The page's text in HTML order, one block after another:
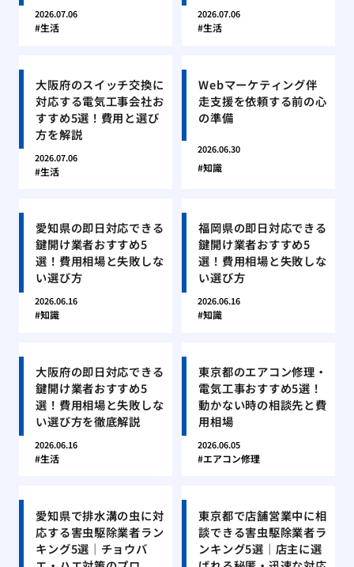
2026.07.06
生活
2026.07.06
生活
大阪府のスイッチ交換に
対応する電気工事会社お
すすめ5選！費用と選び
方を解説
2026.07.06
生活
Webマーケティング伴
走支援を依頼する前の心
の準備
2026.06.30
知識
愛知県の即日対応できる
鍵開け業者おすすめ5
選！費用相場と失敗しな
い選び方
2026.06.16
知識
福岡県の即日対応できる
鍵開け業者おすすめ5
選！費用相場と失敗しな
い選び方
2026.06.16
知識
大阪府の即日対応できる
鍵開け業者おすすめ5
選！費用相場と失敗しな
い選び方を徹底解説
2026.06.16
生活
東京都のエアコン修理・
電気工事おすすめ5選！
動かない時の相談先と費
用相場
2026.06.05
エアコン修理
愛知県で排水溝の虫に対
応する害虫駆除業者ラン
キング5選｜チョウバ
東京都で店舗営業中に相
談できる害虫駆除業者ラ
ンキング5選｜店主に選